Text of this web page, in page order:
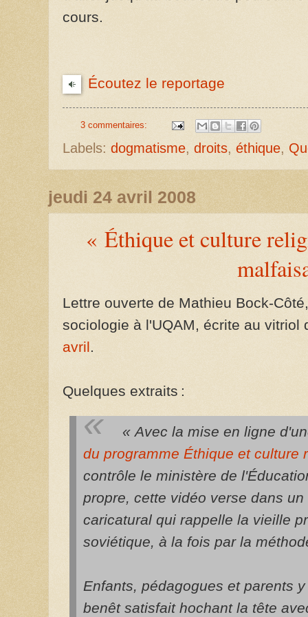
cours.
Écoutez le reportage
3 commentaires:
Labels: dogmatisme, droits, éthique,
jeudi 24 avril 2008
« Éthique et culture
Lettre ouverte de Mathieu Bock-
sociologie à l'UQAM, écrite au vitriol
avril.
Quelques extraits :
« Avec la mise en ligne
du programme Éthique et culture
contrôle le ministère de
propre, cette vidéo verse dans
caricatural qui rappelle la vieille
soviétique, à la fois par la
Enfants, pédagogues et parents
benêt satisfait hochant la tête